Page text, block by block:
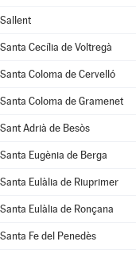
Sallent
Santa Cecília de Voltregà
Santa Coloma de Cervelló
Santa Coloma de Gramenet
Sant Adrià de Besòs
Santa Eugènia de Berga
Santa Eulàlia de Riuprimer
Santa Eulàlia de Ronçana
Santa Fe del Penedès